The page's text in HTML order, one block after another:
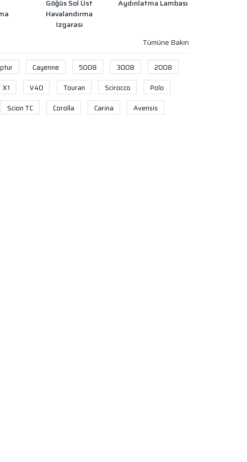
Göğüs Sol Üst
Havalandırma
Izgarası
Aydınlatma Lambası
Cayenne 5008 3008
2008
X1 V40 Touran Scirocco
Polo
Scion TC Corolla Carina Avensis